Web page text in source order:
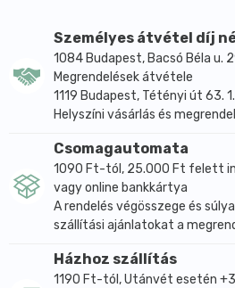
Személyes átvétel díj
1084 Budapest, Bacsó Béla u.
Megrendelések átvétele
1119 Budapest, Tétényi út 63.
Helyszíni vásárlás és
Csomagautomata
1090 Ft-tól, 25.000 Ft felett
vagy online bankkártya
A rendelés végösszege és
szállítási ajánlatokat a
Házhoz szállítás
1190 Ft-tól, Utánvét esetén